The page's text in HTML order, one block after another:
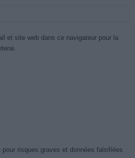
et site web dans ce navigateur pour la
risques graves et données falsifiées